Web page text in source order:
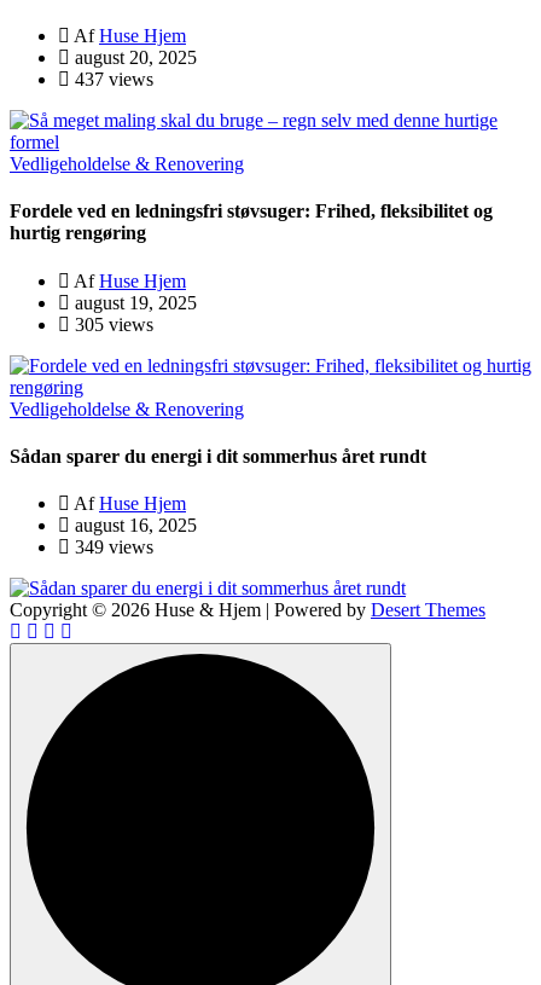
AfHuse Hjem
august 20, 2025
437 views
Vedligeholdelse & Renovering
Fordele ved en ledningsfri støvsuger: Frihed, fleksibilitet og
hurtig rengøring
AfHuse Hjem
august 19, 2025
305 views
Vedligeholdelse & Renovering
Sådan sparer du energi i dit sommerhus året rundt
AfHuse Hjem
august 16, 2025
349 views
Copyright © 2026 Huse & Hjem | Powered by Desert Themes